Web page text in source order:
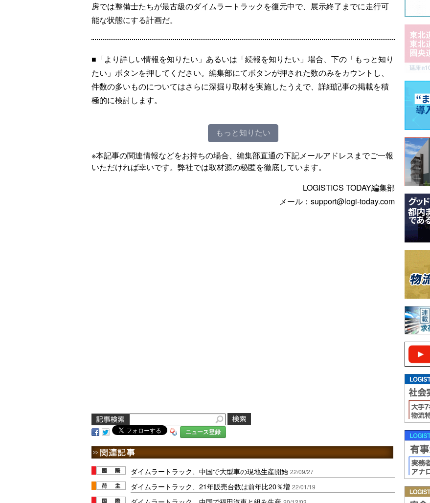
房では整備士たちが最古級のダイムラートラックを復元中で、展示終了までに走行可
能な状態にする計画だ。
■「より詳しい情報を知りたい」あるいは「続報を知りたい」場合、下の「もっと知り
たい」ボタンを押してください。編集部にてボタンが押された数のみをカウントし、
件数の多いものについてはさらに深掘り取材を実施したうえで、詳細記事の掲載を積
極的に検討します。
もっと知りたい
※本記事の関連情報などをお持ちの場合、編集部直通の下記メールアドレスまでご一報
いただければ幸いです。弊社では取材源の秘匿を徹底しています。
LOGISTICS TODAY編集部
メール：support@logi-today.com
ニュース登録
ダイムラートラック、中国で大型車の現地生産開始 22/09/27
ダイムラートラック、21年販売台数は前年比20％増 22/01/19